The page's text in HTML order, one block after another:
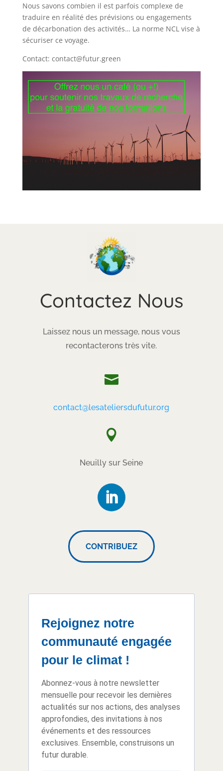
Nous savons combien il est parfois complexe de
traduire en réalité des prévisions ou engagements
de décarbonation des activités… La norme NCL vise à
sécuriser ce voyage.
Contact: contact@futur.green
Contactez Nous
Laissez nous un message, nous vous
recontacterons très vite.

contact@lesateliersdufutur.org

Neuilly sur Seine
CONTRIBUEZ
Rejoignez notre
communauté engagée
pour le climat !
Abonnez-vous à notre newsletter
mensuelle pour recevoir les dernières
actualités sur nos actions, des analyses
approfondies, des invitations à nos
événements et des ressources
exclusives. Ensemble, construisons un
futur durable.